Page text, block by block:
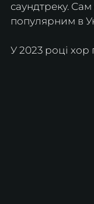
саундтреку.
популярним в
У 2023 році хор